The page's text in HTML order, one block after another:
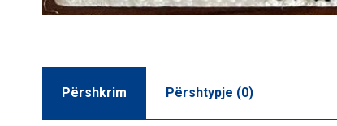
Përshkrim Përshtypje (0)